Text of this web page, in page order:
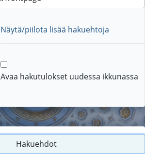
Näytä/piilota lisää hakuehtoja
Avaa hakutulokset uudessa ikkunassa
Hakuehdot